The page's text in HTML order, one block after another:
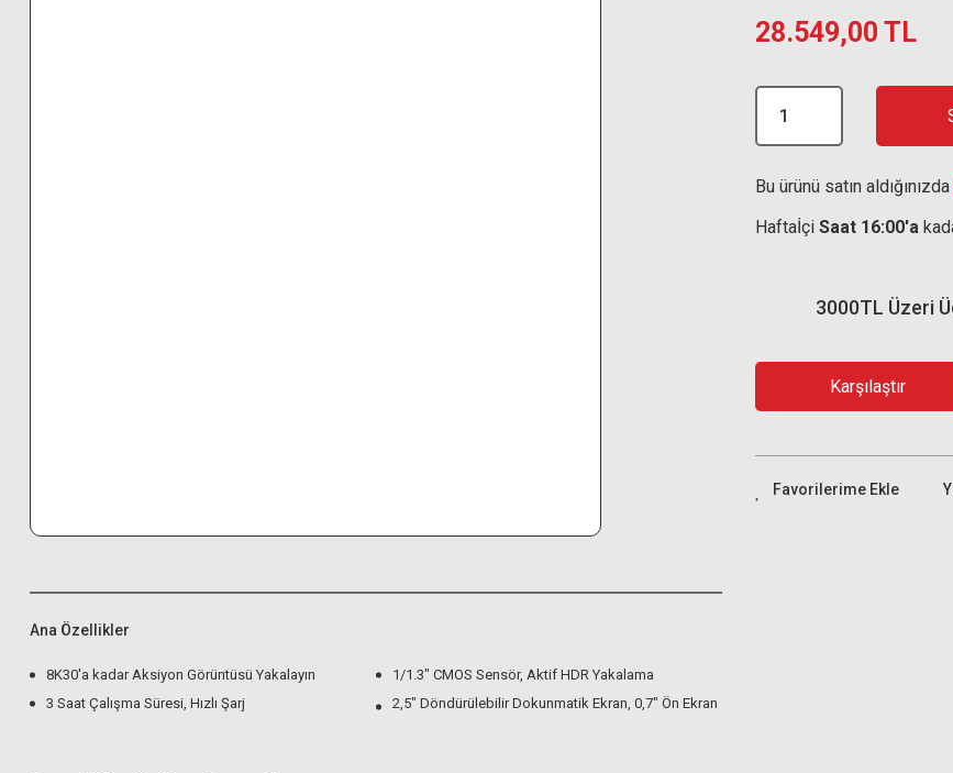
Ana Özellikler
8K30'a kadar Aksiyon Görüntüsü Yakalayın
1/1.3" CMOS Sensör, Aktif HDR Yakalama
3 Saat Çalışma Süresi, Hızlı Şarj
2,5" Döndürülebilir Dokunmatik Ekran, 0,7" Ön Ekran
28.549,00 TL
Bu ürünü satın aldığınızda
Haftaİçi Saat 16:00'a
3000TL Üzeri
Karşılaştır